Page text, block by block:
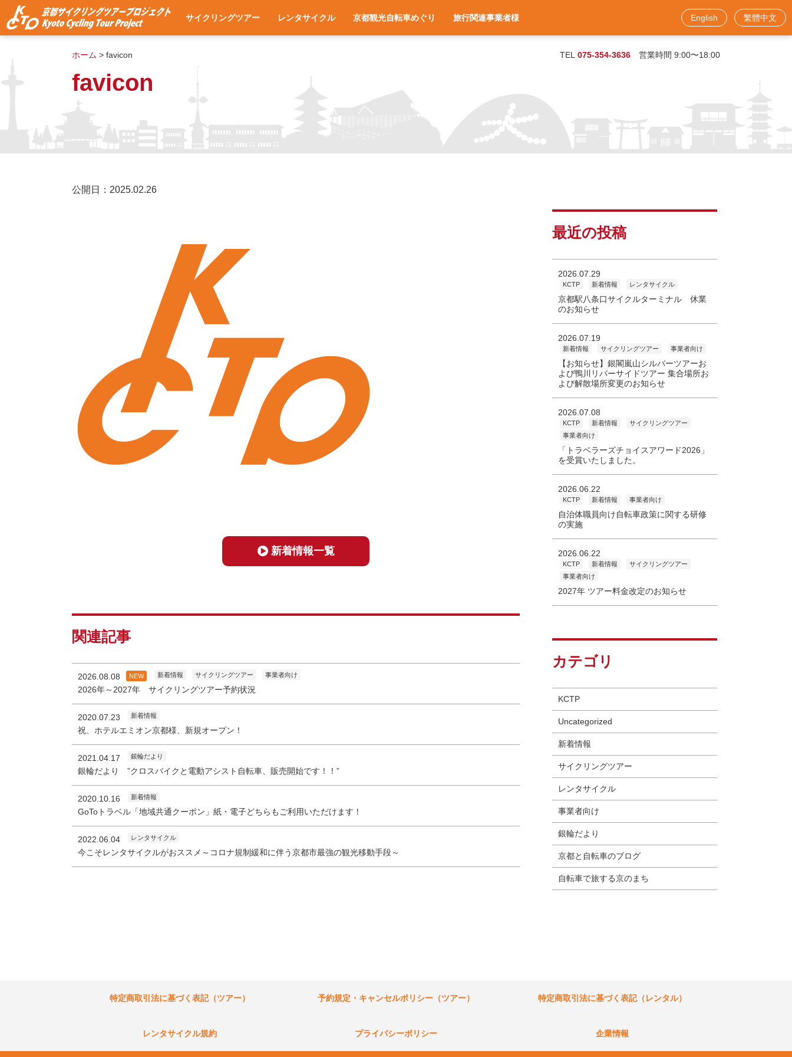
サイクリングツアー レンタサイクル 京都観光自転車めぐり 旅行関連事業者様
旅行関連業者様向けお問い合わせフォーム
English 繁體中文
TEL 075-354-3636 営業時間 9:00〜18:00
公開日：2025.02.26
ホーム > favicon
favicon
新着情報一覧
関連記事
2026.08.08 NEW 新着情報 サイクリングツアー 事業者向け
2026年～2027年 サイクリングツアー予約状況
2020.07.23 新着情報
祝、ホテルエミオン京都様、新規オープン！
2021.04.17 銀輪だより
銀輪だより ”クロスバイクと電動アシスト自転車、販売開始です！！”
2020.10.16 新着情報
GoToトラベル「地域共通クーポン」紙・電子どちらもご利用いただけます！
2022.06.04 レンタサイクル
今こそレンタサイクルがおススメ～コロナ規制緩和に伴う京都市最強の観光移動手段～
最近の投稿
2026.07.29
KCTP 新着情報 レンタサイクル
京都駅八条口サイクルターミナル 休業
のお知らせ
2026.07.19
新着情報 サイクリングツアー 事業者向け
【お知らせ】銀閣嵐山シルバーツアーお
よび鴨川リバーサイドツアー 集合場所お
よび解散場所変更のお知らせ
2026.07.08
KCTP 新着情報
サイクリングツアー
事業者向け
「トラベラーズチョイスアワード2026」
を受賞いたしました。
2026.06.22
KCTP 新着情報 事業者向け
自治体職員向け自転車政策に関する研修
の実施
2026.06.22
KCTP 新着情報
サイクリングツアー
事業者向け
2027年 ツアー料金改定のお知らせ
カテゴリ
KCTP
Uncategorized
新着情報
サイクリングツアー
レンタサイクル
事業者向け
銀輪だより
京都と自転車のブログ
自転車で旅する京のまち
特定商取引法に基づく表記（ツアー） 予約規定・キャンセルポリシー（ツアー） 特定商取引法に基づく表記（レンタル）
レンタサイクル規約 プライバシーポリシー 企業情報